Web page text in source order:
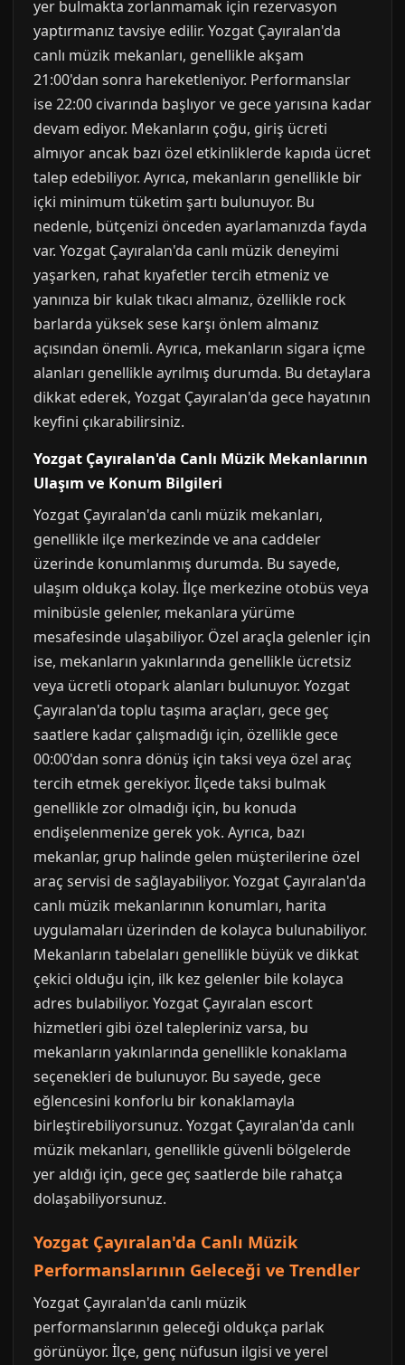
yer bulmakta zorlanmamak için rezervasyon
yaptırmanız tavsiye edilir. Yozgat Çayıralan'da
canlı müzik mekanları, genellikle akşam
21:00'dan sonra hareketleniyor. Performanslar
ise 22:00 civarında başlıyor ve gece yarısına kadar
devam ediyor. Mekanların çoğu, giriş ücreti
almıyor ancak bazı özel etkinliklerde kapıda ücret
talep edebiliyor. Ayrıca, mekanların genellikle bir
içki minimum tüketim şartı bulunuyor. Bu
nedenle, bütçenizi önceden ayarlamanızda fayda
var. Yozgat Çayıralan'da canlı müzik deneyimi
yaşarken, rahat kıyafetler tercih etmeniz ve
yanınıza bir kulak tıkacı almanız, özellikle rock
barlarda yüksek sese karşı önlem almanız
açısından önemli. Ayrıca, mekanların sigara içme
alanları genellikle ayrılmış durumda. Bu detaylara
dikkat ederek, Yozgat Çayıralan'da gece hayatının
keyfini çıkarabilirsiniz.
Yozgat Çayıralan'da Canlı Müzik Mekanlarının
Ulaşım ve Konum Bilgileri
Yozgat Çayıralan'da canlı müzik mekanları,
genellikle ilçe merkezinde ve ana caddeler
üzerinde konumlanmış durumda. Bu sayede,
ulaşım oldukça kolay. İlçe merkezine otobüs veya
minibüsle gelenler, mekanlara yürüme
mesafesinde ulaşabiliyor. Özel araçla gelenler için
ise, mekanların yakınlarında genellikle ücretsiz
veya ücretli otopark alanları bulunuyor. Yozgat
Çayıralan'da toplu taşıma araçları, gece geç
saatlere kadar çalışmadığı için, özellikle gece
00:00'dan sonra dönüş için taksi veya özel araç
tercih etmek gerekiyor. İlçede taksi bulmak
genellikle zor olmadığı için, bu konuda
endişelenmenize gerek yok. Ayrıca, bazı
mekanlar, grup halinde gelen müşterilerine özel
araç servisi de sağlayabiliyor. Yozgat Çayıralan'da
canlı müzik mekanlarının konumları, harita
uygulamaları üzerinden de kolayca bulunabiliyor.
Mekanların tabelaları genellikle büyük ve dikkat
çekici olduğu için, ilk kez gelenler bile kolayca
adres bulabiliyor. Yozgat Çayıralan escort
hizmetleri gibi özel talepleriniz varsa, bu
mekanların yakınlarında genellikle konaklama
seçenekleri de bulunuyor. Bu sayede, gece
eğlencesini konforlu bir konaklamayla
birleştirebiliyorsunuz. Yozgat Çayıralan'da canlı
müzik mekanları, genellikle güvenli bölgelerde
yer aldığı için, gece geç saatlerde bile rahatça
dolaşabiliyorsunuz.
Yozgat Çayıralan'da Canlı Müzik
Performanslarının Geleceği ve Trendler
Yozgat Çayıralan'da canlı müzik
performanslarının geleceği oldukça parlak
görünüyor. İlçe, genç nüfusun ilgisi ve yerel